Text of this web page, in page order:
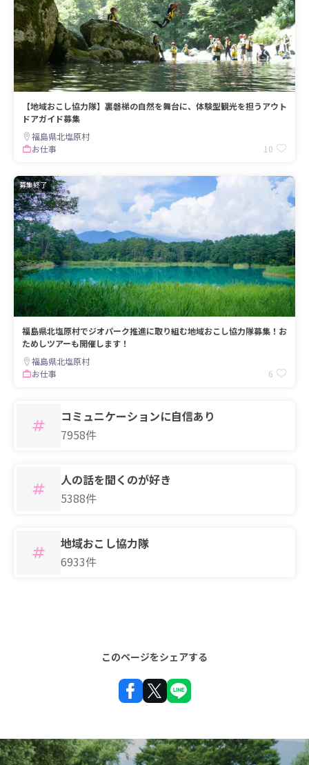
【地域おこし協力隊】裏磐梯の自然を舞台に、体験型観光を担うアウト
ドアガイド募集
福島県北塩原村
お仕事
10
募集終了
福島県北塩原村でジオパーク推進に取り組む地域おこし協力隊募集！お
ためしツアーも開催します！
福島県北塩原村
お仕事
6
コミュニケーションに自信あり
7958件
人の話を聞くのが好き
5388件
地域おこし協力隊
6933件
このページをシェアする